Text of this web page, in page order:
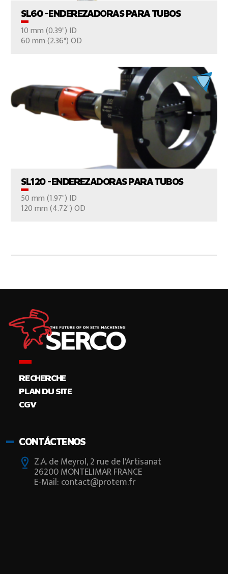
SL60 -ENDEREZADORAS PARA TUBOS
10 mm (0.39") ID
60 mm (2.36") OD
SL120 -ENDEREZADORAS PARA TUBOS
50 mm (1.97") ID
120 mm (4.72") OD
VER EL PRODUCTO
RECHERCHE
PLAN DU SITE
CGV
CONTÁCTENOS
Z.A. de Meyrol, 2 rue de l'Artisanat
26200 MONTELIMAR FRANCE
E-Mail: contact@protem.fr